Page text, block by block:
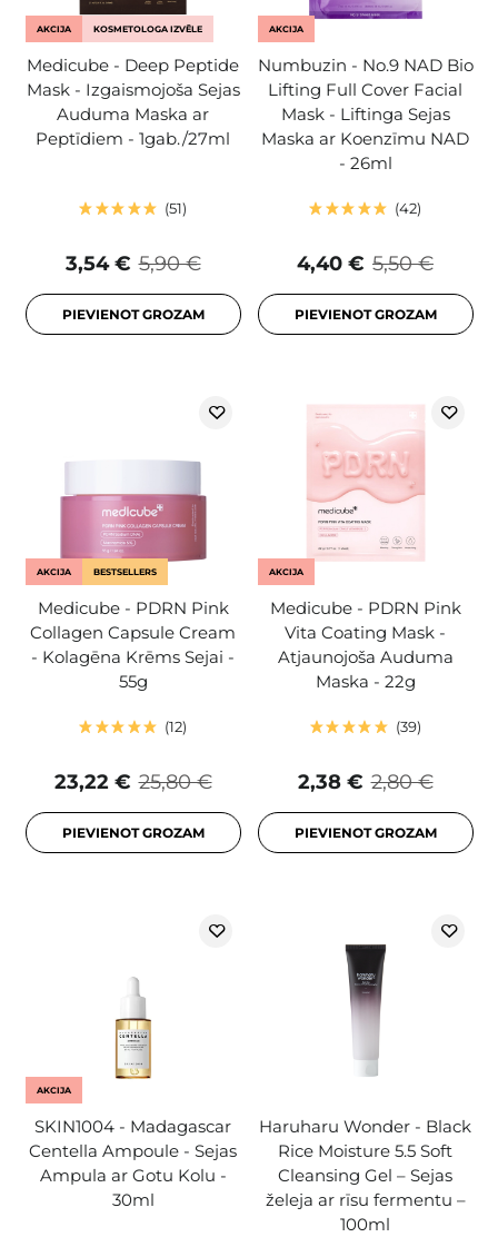
AKCIJA KOSMETOLOGA IZVĒLE
Medicube - Deep Peptide
Mask - Izgaismojoša Sejas
Auduma Maska ar
Peptīdiem - 1gab./27ml
51
5,90 €
3,54 €
PIEVIENOT GROZAM
AKCIJA
Numbuzin - No.9 NAD Bio
Lifting Full Cover Facial
Mask - Liftinga Sejas
Maska ar Koenzīmu NAD
- 26ml
42
5,50 €
4,40 €
PIEVIENOT GROZAM
AKCIJA BESTSELLERS
Medicube - PDRN Pink
Collagen Capsule Cream
- Kolagēna Krēms Sejai -
55g
12
25,80 €
23,22 €
PIEVIENOT GROZAM
AKCIJA
Medicube - PDRN Pink
Vita Coating Mask -
Atjaunojoša Auduma
Maska - 22g
39
2,80 €
2,38 €
PIEVIENOT GROZAM
AKCIJA
SKIN1004 - Madagascar
Centella Ampoule - Sejas
Ampula ar Gotu Kolu -
30ml
Haruharu Wonder - Black
Rice Moisture 5.5 Soft
Cleansing Gel – Sejas
želeja ar rīsu fermentu –
100ml